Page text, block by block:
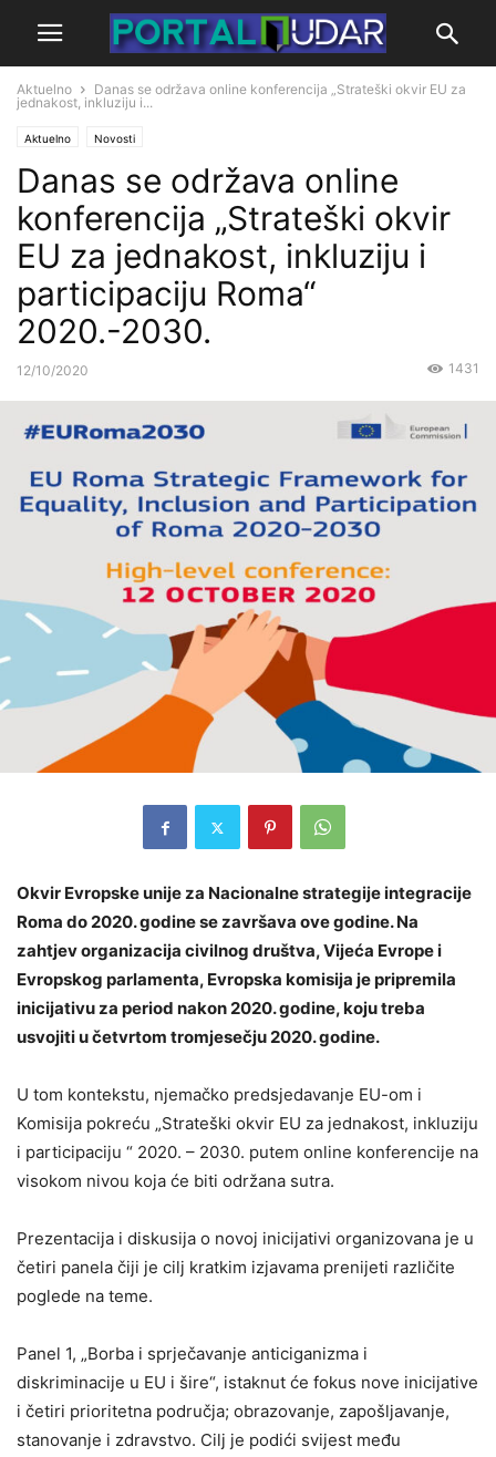
Aktuelno
Danas se održava online konferencija „Strateški okvir EU za
jednakost, inkluziju i...
Aktuelno Novosti
Danas se održava online
konferencija „Strateški okvir
EU za jednakost, inkluziju i
participaciju Roma“
2020.-2030.
12/10/2020 1431
Okvir Evropske unije za Nacionalne strategije integracije
Roma do 2020. godine se završava ove godine. Na
zahtjev organizacija civilnog društva, Vijeća Evrope i
Evropskog parlamenta, Evropska komisija je pripremila
inicijativu za period nakon 2020. godine, koju treba
usvojiti u četvrtom tromjesečju 2020. godine.
U tom kontekstu, njemačko predsjedavanje EU-om i
Komisija pokreću „Strateški okvir EU za jednakost, inkluziju
i participaciju “ 2020. – 2030. putem online konferencije na
visokom nivou koja će biti održana sutra.
Prezentacija i diskusija o novoj inicijativi organizovana je u
četiri panela čiji je cilj kratkim izjavama prenijeti različite
poglede na teme.
Panel 1, „Borba i sprječavanje anticiganizma i
diskriminacije u EU i šire“, istaknut će fokus nove inicijative
i četiri prioritetna područja; obrazovanje, zapošljavanje,
stanovanje i zdravstvo. Cilj je podići svijest među